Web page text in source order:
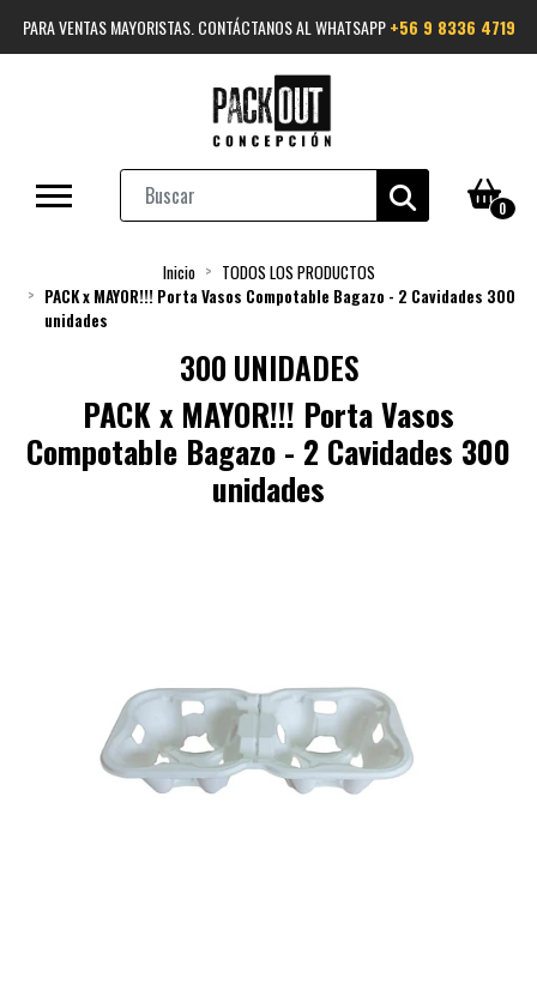
PARA VENTAS MAYORISTAS. CONTÁCTANOS AL WHATSAPP+56 9 8336 4719
0
Inicio
TODOS LOS PRODUCTOS
PACK x MAYOR!!! Porta Vasos Compotable Bagazo - 2 Cavidades 300
unidades
300 UNIDADES
PACK x MAYOR!!! Porta Vasos
Compotable Bagazo - 2 Cavidades 300
unidades